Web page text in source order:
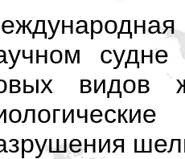
видов